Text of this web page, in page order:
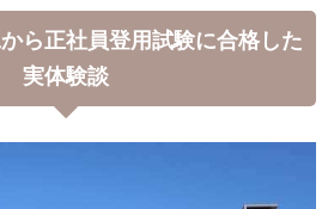
ら正社員登用試験に合格した
実体験談